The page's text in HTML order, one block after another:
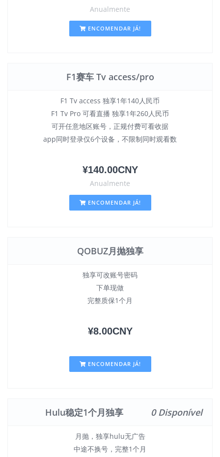
Anualmente
ENCOMENDAR JÁ!
F1赛车 Tv access/pro
F1 Tv access 独享1年140人民币
F1 Tv Pro 可看直播 独享1年260人民币
可开任意地区账号，正规付费可看收据
app同时登录仅6个设备，不限制同时观看数
¥140.00CNY
Anualmente
ENCOMENDAR JÁ!
QOBUZ月抛独享
独享可改账号密码
下单现做
完整质保1个月
¥8.00CNY
ENCOMENDAR JÁ!
Hulu稳定1个月独享 0 Disponível
月抛，独享hulu无广告
中途不换号，完整1个月